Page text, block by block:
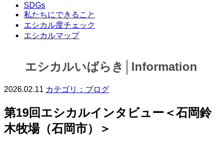
SDGs
私たちにできること
私
た
で
る
と
エ
シ
エシカル度チェック
エシカルマップ
エシカルいばらき│Information
2026.02.11 カテゴリ：ブログ
第19回エシカルインタビュー＜石岡鈴
木牧場（石岡市）＞